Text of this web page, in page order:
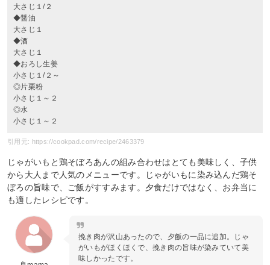
大さじ１/２
◆醤油
大さじ１
◆酒
大さじ１
◆おろし生姜
小さじ１/２～
◎片栗粉
小さじ１～２
◎水
小さじ１～２
引用元: https://cookpad.com/recipe/2463379
じゃがいもと鶏そぼろあんの組み合わせはとても美味しく、子供
から大人まで人気のメニューです。じゃがいもに染み込んだ鶏そ
ぼろの旨味で、ご飯がすすみます。夕食だけではなく、お弁当に
も適したレシピです。
挽き肉が沢山あったので、夕飯の一品に追加。じゃ
がいもがほくほくで、挽き肉の旨味が染みていて美
味しかったです。